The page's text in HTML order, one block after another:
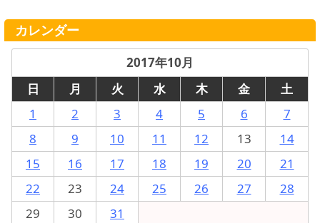
カレンダー
2017年10月
日
月 火 水 木 金
土
1
2 3 4 5 6
7
8
9 10 11 12 13
14
15
16 17 18 19 20
21
22
23 24 25 26 27
28
29
30 31